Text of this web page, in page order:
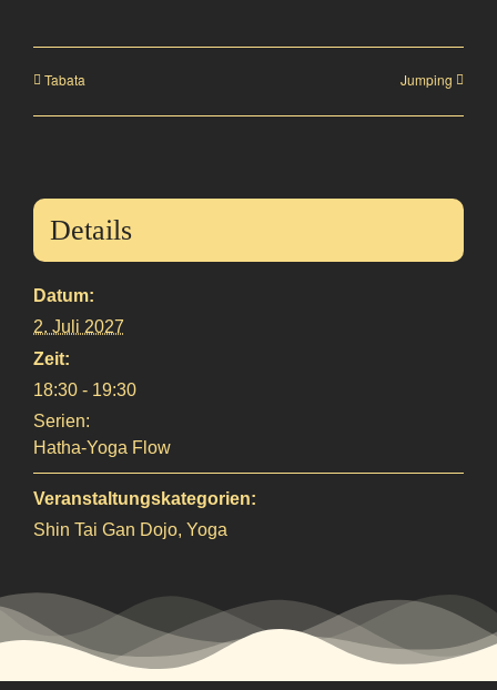
Tabata Jumping
Details
Datum:
2. Juli 2027
Zeit:
18:30 - 19:30
Serien:
Hatha-Yoga Flow
Veranstaltungskategorien:
Shin Tai Gan Dojo, Yoga